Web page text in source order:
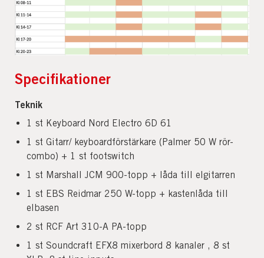
Specifikationer
Teknik
1 st Keyboard Nord Electro 6D 61
1 st Gitarr/ keyboardförstärkare (Palmer 50 W rör-
combo) + 1 st footswitch
1 st Marshall JCM 900-topp + låda till elgitarren
1 st EBS Reidmar 250 W-topp + kastenlåda till
elbasen
2 st RCF Art 310-A PA-topp
1 st Soundcraft EFX8 mixerbord 8 kanaler , 8 st